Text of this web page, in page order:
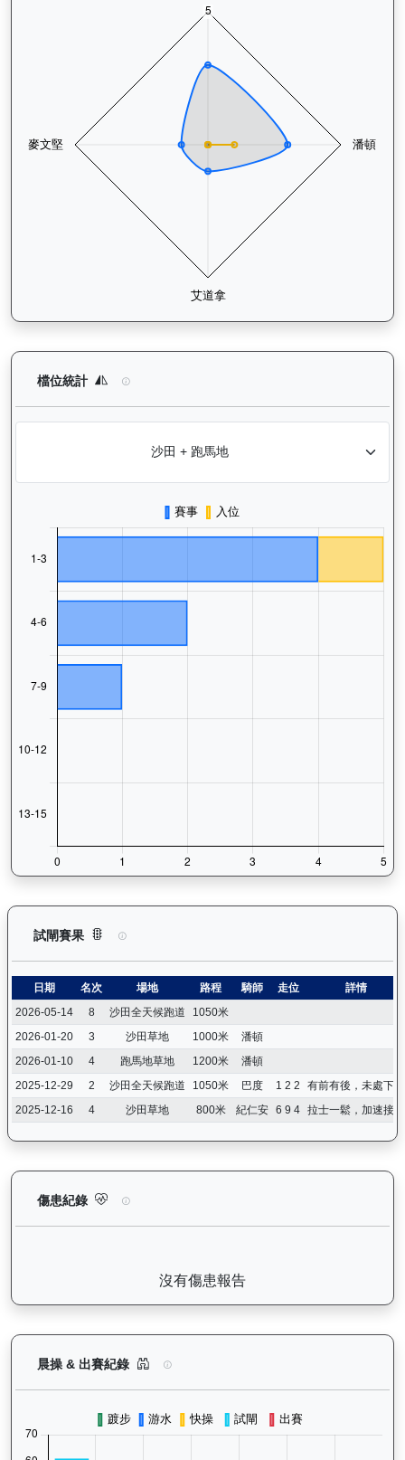
檔位統計 價值傳承（L170）— 檔位統計分析：查看馬匹
試閘賽果 價值傳承（L170）— 試閘賽果紀錄：查看馬匹
日期 名次 場地 路程 騎師 走位
詳情
2026-05-14
8 沙田全天候跑道
1050米
2026-01-20
3 沙田草地 1000米
潘頓
2026-01-10
4 跑馬地草地 1200米
潘頓
2025-12-29
2 沙田全天候跑道 1050米 巴度 1 2 2
有前有後，未處下風
2025-12-16
4 沙田草地 800米 紀仁安 6 9 4 拉士一鬆，加速接近
傷患紀錄 價值傳承（L170）— 傷患紀錄：查看馬匹完整
沒有傷患報告
晨操 & 出賽紀錄 價值傳承（L170）— 晨操及出賽紀錄圖